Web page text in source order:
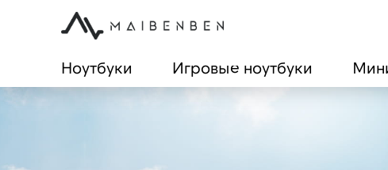
Ноутбуки Игровые ноутбуки